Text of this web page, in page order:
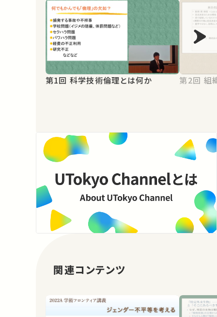
第1回 科学技術倫理とは何か 第2
関連コンテンツ